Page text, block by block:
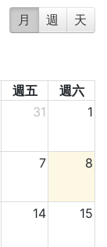
月 週 天
週五
週六
31 1
7 8
14 15